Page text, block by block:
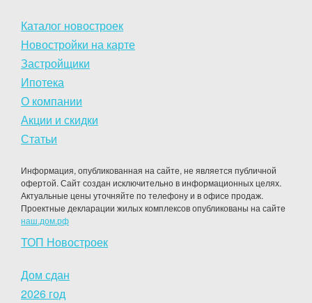
Каталог новостроек
Новостройки на карте
Застройщики
Ипотека
О компании
Акции и скидки
Статьи
Информация, опубликованная на сайте, не является публичной
офертой. Сайт создан исключительно в информационных целях.
Актуальные цены уточняйте по телефону и в офисе продаж.
Проектные декларации жилых комплексов опубликованы на сайте
наш.дом.рф
ТОП Новостроек
Дом сдан
2026 год